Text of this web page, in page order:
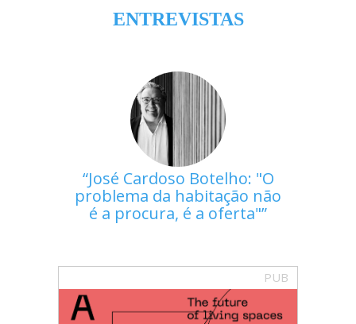
ENTREVISTAS
José Cardoso Botelho: "O
problema da habitação não
é a procura, é a oferta"
PUB